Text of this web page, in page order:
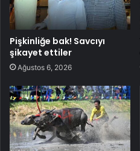
Pişkinliğe bak! Savcıyı
şikayet ettiler
Ağustos 6, 2026